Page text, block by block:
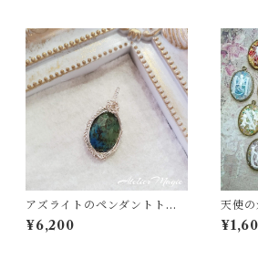
アズライトのペンダントトッ
プ（リバーシブル）
¥6,200
天使の
ャーム